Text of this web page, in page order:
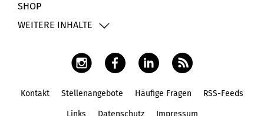
SHOP
WEITERE INHALTE
Kontakt Stellenangebote Häufige Fragen RSS-Feeds